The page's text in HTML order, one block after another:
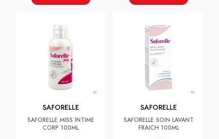
SAFORELLE
SAFORELLE MISS INTIME
CORP 100ML
SAFORELLE
SAFORELLE SOIN LAVANT
FRAICH 100ML